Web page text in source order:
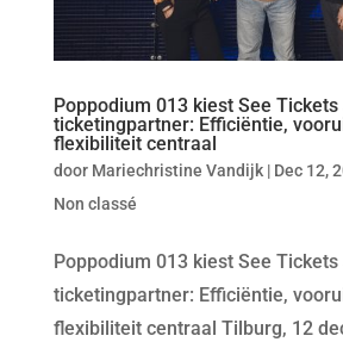
Poppodium 013 kiest See
ticketingpartner: Efficiëntie,
flexibiliteit centraal
door Mariechristine Vandijk| Dec 12,
Non classé
Poppodium 013 kiest See
ticketingpartner: Efficiëntie,
flexibiliteit centraal Tilburg, 12